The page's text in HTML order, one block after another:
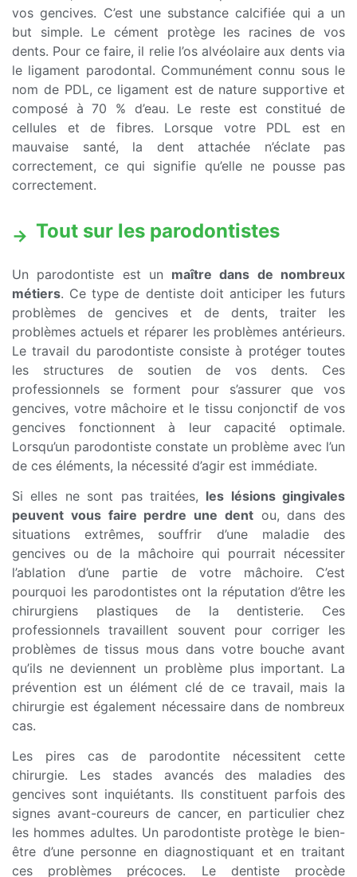
vos gencives. C’est une substance calcifiée qui a un
but simple. Le cément protège les racines de vos
dents. Pour ce faire, il relie l’os alvéolaire aux dents via
le ligament parodontal. Communément connu sous le
nom de PDL, ce ligament est de nature supportive et
composé à 70 % d’eau. Le reste est constitué de
cellules et de fibres. Lorsque votre PDL est en
mauvaise santé, la dent attachée n’éclate pas
correctement, ce qui signifie qu’elle ne pousse pas
correctement.
Tout sur les parodontistes
Un parodontiste est un maître dans de nombreux
métiers. Ce type de dentiste doit anticiper les futurs
problèmes de gencives et de dents, traiter les
problèmes actuels et réparer les problèmes antérieurs.
Le travail du parodontiste consiste à protéger toutes
les structures de soutien de vos dents. Ces
professionnels se forment pour s’assurer que vos
gencives, votre mâchoire et le tissu conjonctif de vos
gencives fonctionnent à leur capacité optimale.
Lorsqu’un parodontiste constate un problème avec l’un
de ces éléments, la nécessité d’agir est immédiate.
Si elles ne sont pas traitées, les lésions gingivales
peuvent vous faire perdre une dentou, dans des
situations extrêmes, souffrir d’une maladie des
gencives ou de la mâchoire qui pourrait nécessiter
l’ablation d’une partie de votre mâchoire. C’est
pourquoi les parodontistes ont la réputation d’être les
chirurgiens plastiques de la dentisterie. Ces
professionnels travaillent souvent pour corriger les
problèmes de tissus mous dans votre bouche avant
qu’ils ne deviennent un problème plus important. La
prévention est un élément clé de ce travail, mais la
chirurgie est également nécessaire dans de nombreux
cas.
Les pires cas de parodontite nécessitent cette
chirurgie. Les stades avancés des maladies des
gencives sont inquiétants. Ils constituent parfois des
signes avant-coureurs de cancer, en particulier chez
les hommes adultes. Un parodontiste protège le bien-
être d’une personne en diagnostiquant et en traitant
ces problèmes précoces. Le dentiste procède